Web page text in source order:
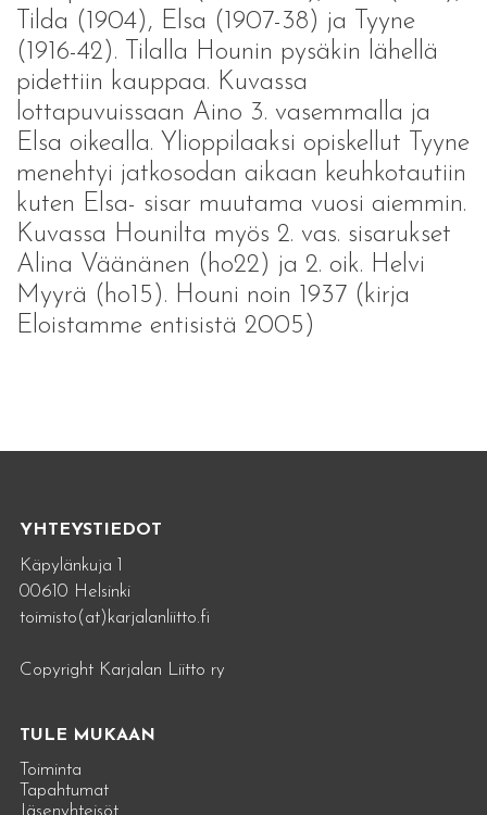
Tilda (1904), Elsa (1907-38) ja Tyyne
(1916-42). Tilalla Hounin pysäkin lähellä
pidettiin kauppaa. Kuvassa
lottapuvuissaan Aino 3. vasemmalla ja
Elsa oikealla. Ylioppilaaksi opiskellut Tyyne
menehtyi jatkosodan aikaan keuhkotautiin
kuten Elsa- sisar muutama vuosi aiemmin.
Kuvassa Hounilta myös 2. vas. sisarukset
Alina Väänänen (ho22) ja 2. oik. Helvi
Myyrä (ho15). Houni noin 1937 (kirja
Eloistamme entisistä 2005)
YHTEYSTIEDOT
Käpylänkuja 1
00610 Helsinki
toimisto(at)karjalanliitto.fi
Copyright Karjalan Liitto ry
TULE MUKAAN
Toiminta
Tapahtumat
Jäsenyhteisöt